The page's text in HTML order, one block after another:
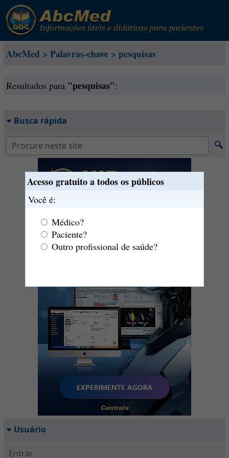
Acesso gratuito a todos os públicos
Você é:
Médico?
Paciente?
Outro profissional de saúde?
AbcMed > Palavras-chave > pesquisas
Resultados para "pesquisas":
Busca rápida
Usuário
Entrar